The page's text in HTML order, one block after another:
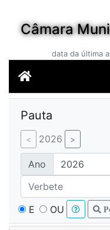
Câmara
data da última
Pauta
2026
Ano
E OU